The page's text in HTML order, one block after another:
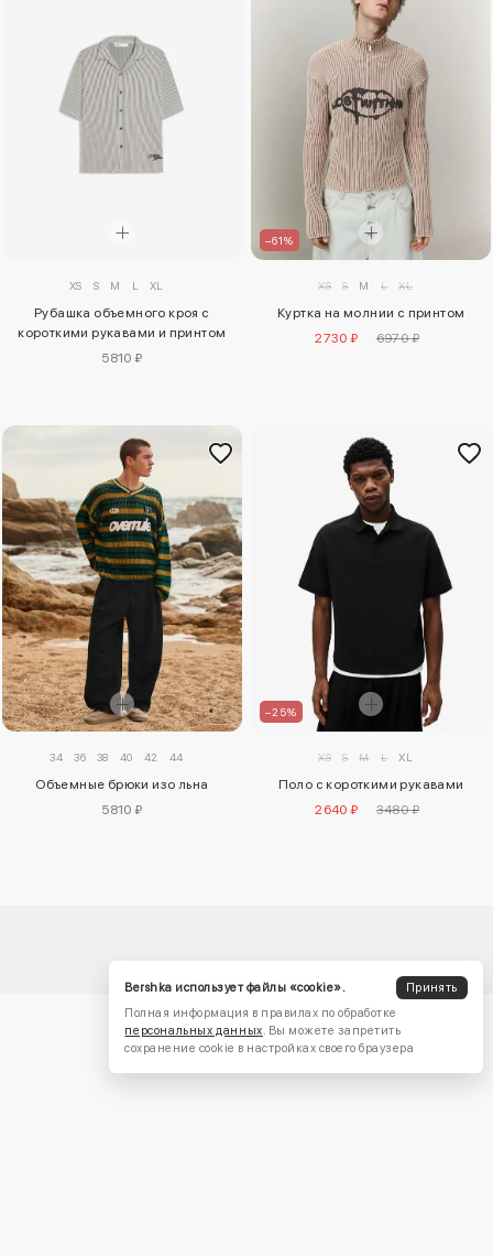
XS S M L XL
Рубашка объемного кроя с
короткими рукавами и принтом
5810 ₽
–61%
XS S M L XL
Куртка на молнии с принтом
2730 ₽
6970 ₽
34 36 38 40 42 44
Объемные брюки изо льна
5810 ₽
–25%
XS S M L XL
Поло с короткими рукавами
2640 ₽
3480 ₽
Bershka использует файлы «cookie».
Принять
Полная информация в правилах по обработке
персональных данных. Вы можете запретить
сохранение cookie в настройках своего браузера